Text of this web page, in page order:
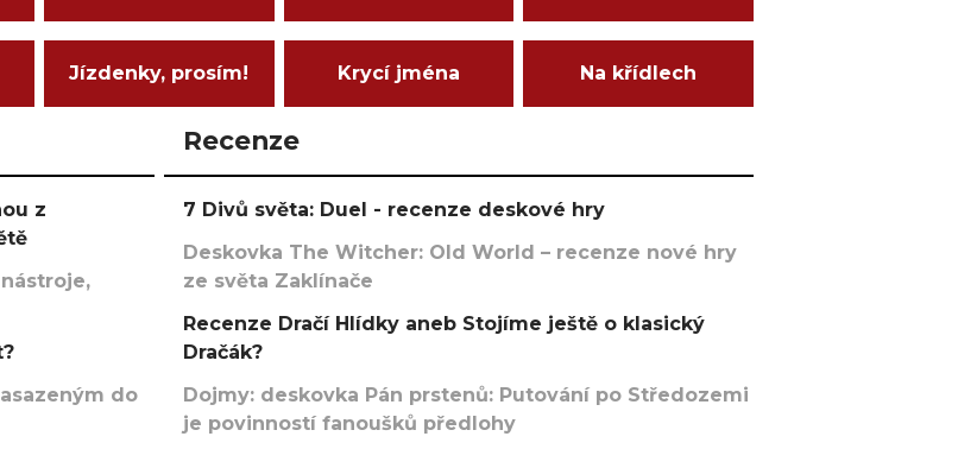
Jízdenky, prosím! Krycí jména Na křídlech
z
do
Recenze
7 Divů světa: Duel - recenze deskové hry
Deskovka The Witcher: Old World – recenze nové hry
ze světa Zaklínače
Recenze Dračí Hlídky aneb Stojíme ještě o klasický
Dračák?
Dojmy: deskovka Pán prstenů: Putování po Středozemi
je povinností fanoušků předlohy